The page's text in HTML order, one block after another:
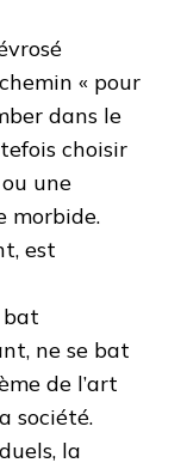
« pour
dans le
choisir
une
morbide.
est
bat
ne se bat
de l’art
société.
la